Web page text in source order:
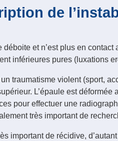
de
et n’est plus en
inférieures pures (luxations
traumatisme violent (sport,
L’épaule est
pour effectuer une
très important de
important de récidive,